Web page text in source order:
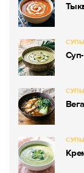
СУПЫ
СУПЫ
СУПЫ